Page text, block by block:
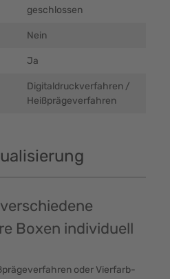
geschlossen
Nein
Ja
Digitaldruckverfahren /
Heißprägeverfahren
Boxen individuell
oder Vierfarb-